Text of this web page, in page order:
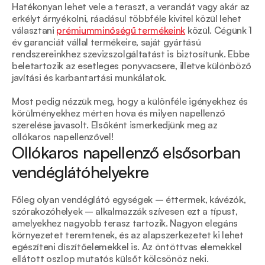
Hatékonyan lehet vele a teraszt, a verandát vagy akár az
erkélyt árnyékolni, ráadásul többféle kivitel közül lehet
választani prémiumminőségű termékeink közül. Cégünk 1
év garanciát vállal termékeire, saját gyártású
rendszereinkhez szevizszolgáltatást is biztosítunk. Ebbe
beletartozik az esetleges ponyvacsere, illetve különböző
javítási és karbantartási munkálatok.
Most pedig nézzük meg, hogy a különféle igényekhez és
körülményekhez mérten hova és milyen napellenző
szerelése javasolt. Elsőként ismerkedjünk meg az
ollókaros napellenzővel!
Ollókaros napellenző elsősorban
vendéglátóhelyekre
Főleg olyan vendéglátó egységek – éttermek, kávézók,
szórakozóhelyek – alkalmazzák szívesen ezt a típust,
amelyekhez nagyobb terasz tartozik. Nagyon elegáns
környezetet teremtenek, és az alapszerkezetet ki lehet
egészíteni díszítőelemekkel is. Az öntöttvas elemekkel
ellátott oszlop mutatós külsőt kölcsönöz neki.